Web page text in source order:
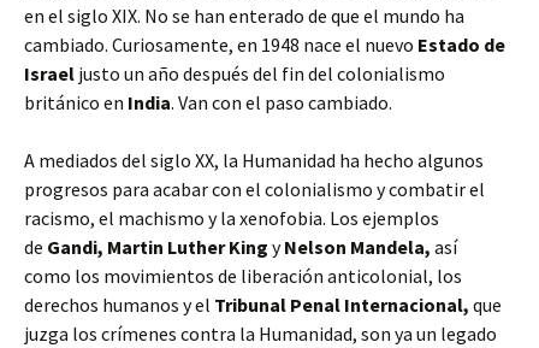
en el siglo XIX. No se han enterado de que el mundo ha
cambiado. Curiosamente, en 1948 nace el nuevo Estado de
Israel justo un año después del fin del colonialismo
británico en India. Van con el paso cambiado.
A mediados del siglo XX, la Humanidad ha hecho algunos
progresos para acabar con el colonialismo y combatir el
racismo, el machismo y la xenofobia. Los ejemplos
de Gandi, Martin Luther King yNelson Mandela, así
como los movimientos de liberación anticolonial, los
derechos humanos y el Tribunal Penal Internacional, que
juzga los crímenes contra la Humanidad, son ya un legado